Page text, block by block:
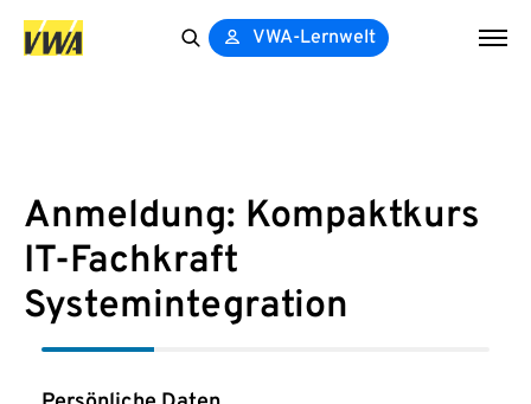
VWA-Lernwelt
Anmeldung: Kompaktkurs
IT-Fachkraft
Systemintegration